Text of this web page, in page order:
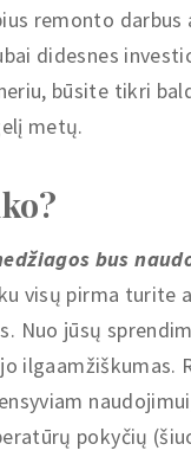
remonto darbus
didesnes
būsite tikri
metų.
bus
visų pirma turite
Nuo jūsų
ilgaamžiškumas.
pokyčių